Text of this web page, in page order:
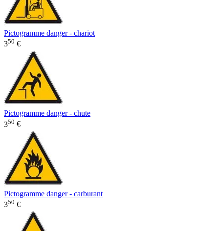
Pictogramme danger - chariot
350 €
Pictogramme danger - chute
350 €
Pictogramme danger - carburant
350 €